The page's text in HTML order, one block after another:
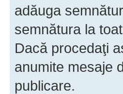
adăuga
semnătura la
Dacă procedaţi
anumite mesaje
publicare.